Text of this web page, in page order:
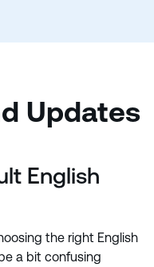
Updates
English
the right English
a bit confusing